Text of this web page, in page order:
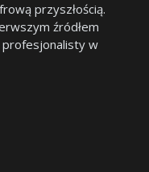
przyszłością.
źródłem
profesjonalisty w